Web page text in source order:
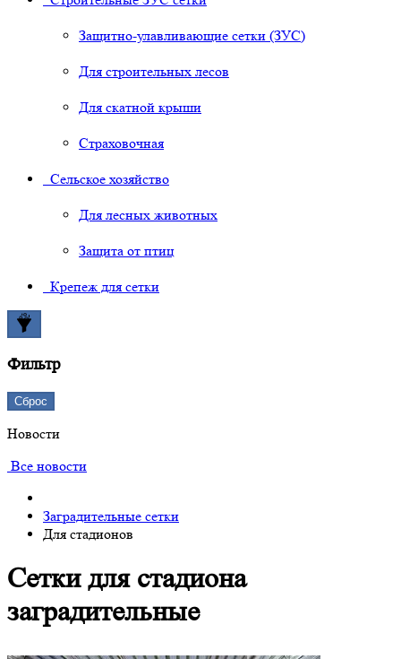
Защитно-улавливающие сетки (ЗУС)
Для строительных лесов
Для скатной крыши
Страховочная
Сельское хозяйство
Для лесных животных
Защита от птиц
Крепеж для сетки
Фильтр
Сброс
Новости
Все новости
Заградительные сетки
Для стадионов
Сетки для стадиона
заградительные